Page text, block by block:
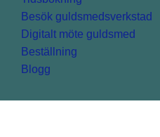
Besök guldsmedsverkstad
Digitalt möte guldsmed
Beställning
Blogg